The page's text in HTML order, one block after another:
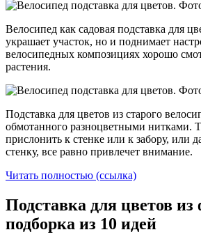
Велосипед как садовая подставка для
украшает участок, но и поднимает
велосипедных композициях хорошо
растения.
Подставка для цветов из старого
обмотанного разноцветными нитками.
прислонить к стенке или к забору, или
стенку, все равно привлечет внимание.
Читать полностью (ссылка)
Подставка для цветов
подборка из 10 идей